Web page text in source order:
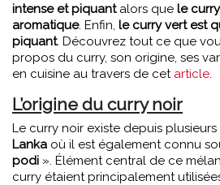
intense et piquantalors que le
aromatique. Enfin, le curry vert est
piquant. Découvrez tout ce que
propos du curry, son origine, ses
en cuisine au travers de cet article.
L’origine du curry noir
Le curry noir existe depuis plusieurs
Lanka où il est également connu
podi ». Élément central de ce
curry étaient principalement